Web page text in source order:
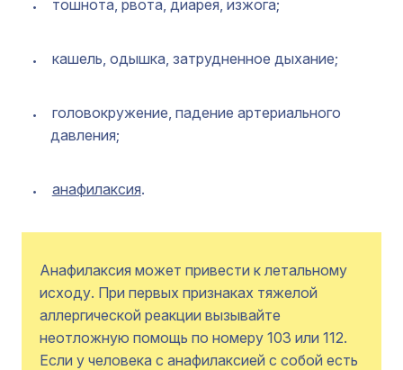
тошнота, рвота, диарея, изжога;
кашель, одышка, затрудненное дыхание;
головокружение, падение артериального
давления;
анафилаксия.
Анафилаксия может привести к летальному
исходу. При первых признаках тяжелой
аллергической реакции вызывайте
неотложную помощь по номеру 103 или 112.
Если у человека с анафилаксией с собой есть